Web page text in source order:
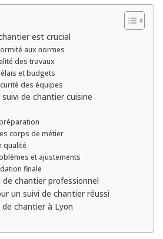
est crucial
aux normes
des travaux
et budgets
des équipes
de chantier cuisine
corps de métier
qualité
et ajustements
finale
de chantier professionnel
un suivi de chantier réussi
de chantier à Lyon